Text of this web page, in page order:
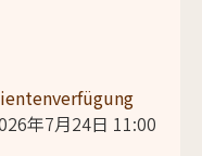
年7月24日 11:00